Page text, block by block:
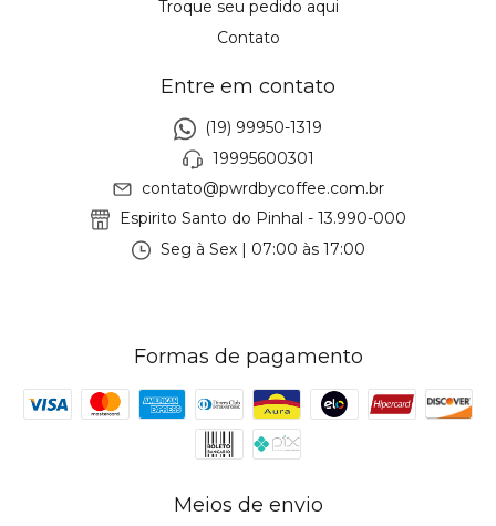
Troque seu pedido aqui
Contato
Entre em contato
(19) 99950-1319
19995600301
contato@pwrdbycoffee.com.br
Espirito Santo do Pinhal - 13.990-000
Seg à Sex | 07:00 às 17:00
Formas de pagamento
Meios de envio